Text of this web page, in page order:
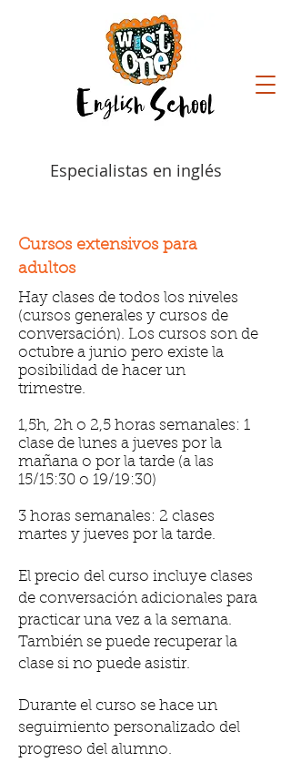
Especialistas en inglés
Cursos extensivos para
adultos
Hay clases de todos los niveles
(cursos generales y cursos de
conversación). Los cursos son de
octubre a junio pero existe la
posibilidad de hacer un
trimestre.
1,5h, 2h o 2,5 horas semanales: 1
clase de lunes a jueves por la
mañana o por la tarde (a las
15/15:30 o 19/19:30)
3 horas semanales: 2 clases
martes y jueves por la tarde.
El precio del curso incluye clases
de conversación adicionales para
practicar una vez a la semana.
También se puede recuperar la
clase si no puede asistir.
Durante el curso se hace un
seguimiento personalizado del
progreso del alumno.